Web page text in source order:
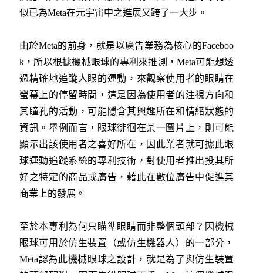
似已為Meta在元宇宙中之進展又跨了一大步。
由於Meta的前身，就是以廣告業務為核心的Faceboo
k，所以根據機械眼球的專利來推測，Meta可能想透
過精確地追蹤人眼的運動，來觀察使用者的眼睛在
螢幕上的停留時間，這是因為使用者的注視方向和
其瞳孔的活動，可能隱含其興趣所在和情緒狀態的
資訊。舉例而言，眼球徘徊在某一圖片上，則可能
顯示出該使用者之喜好所在，因此業者就可據此眼
球運動追蹤系統的專利技術，對使用者推出投其所
好之特定的商品或廣告，藉此在數位廣告中促進其
商業上的發展。
至於本專利為何只瞄準眼睛而非整個頭部？因機械
眼球可用於仿生裝置（或仿生機器人）的一部分，
Meta認為此機械眼球之設計，就是為了與仿生裝置